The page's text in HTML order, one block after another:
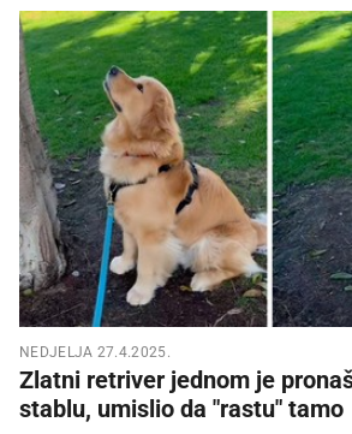
NEDJELJA 27.4.2025.
Zlatni retriver jednom je
stablu, umislio da "rastu" tamo